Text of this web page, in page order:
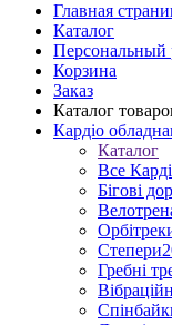
Главная
Каталог
Персональный
Корзина
Заказ
Каталог
Кардіо
Каталог
Все
Бігові
Степери
Гребні